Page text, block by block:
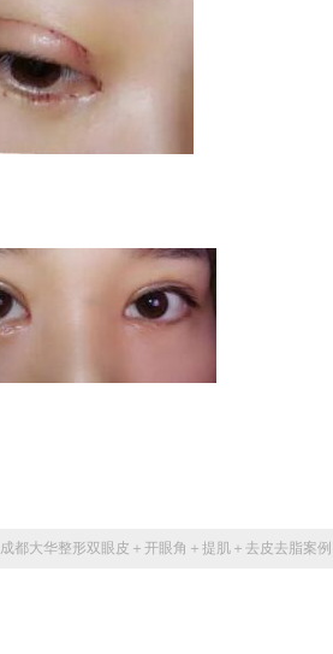
成都大华整形双眼皮＋开眼角＋提肌＋去皮去脂案例